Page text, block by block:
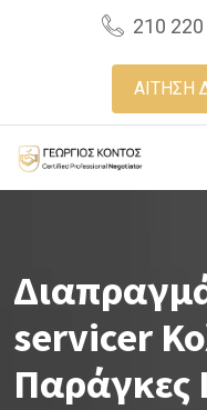
210
ΑΙΤΗΣΗ
servicer
Παράγκες